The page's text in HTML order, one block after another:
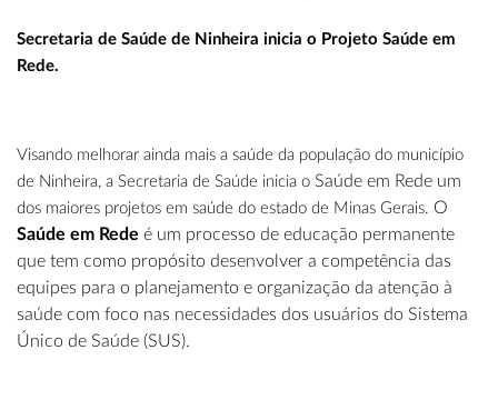
Secretaria de Saúde de Ninheira inicia o Projeto Saúde em
Rede.
Visando melhorar ainda mais a saúde da população do município
de Ninheira, a Secretaria de Saúde inicia o Saúde em Rede um
dos maiores projetos em saúde do estado de Minas Gerais. O
Saúde em Rede é um processo de educação permanente
que tem como propósito desenvolver a competência das
equipes para o planejamento e organização da atenção à
saúde com foco nas necessidades dos usuários do Sistema
Único de Saúde (SUS).